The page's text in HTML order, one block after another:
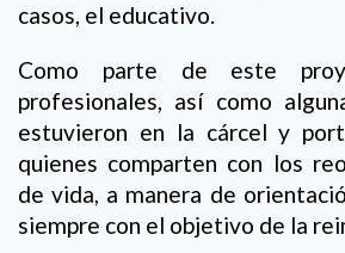
casos, el educativo.
Como parte de este
profesionales, así como
estuvieron en la cárcel y
quienes comparten con los
de vida, a manera de
siempre con el objetivo de la